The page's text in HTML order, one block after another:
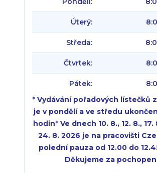
Úterý:
Středa:
Čtvrtek:
Pátek:
* Vydávání pořadových lístečků
je v pondělí a ve středu
hodin* Ve dnech 10. 8., 12. 8., 17.
24. 8. 2026 je na pracovišti
polední pauza od 12.00 do
Děkujeme za